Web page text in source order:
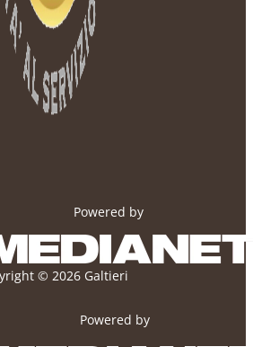
Powered by
© 2026 Galtieri
Powered by